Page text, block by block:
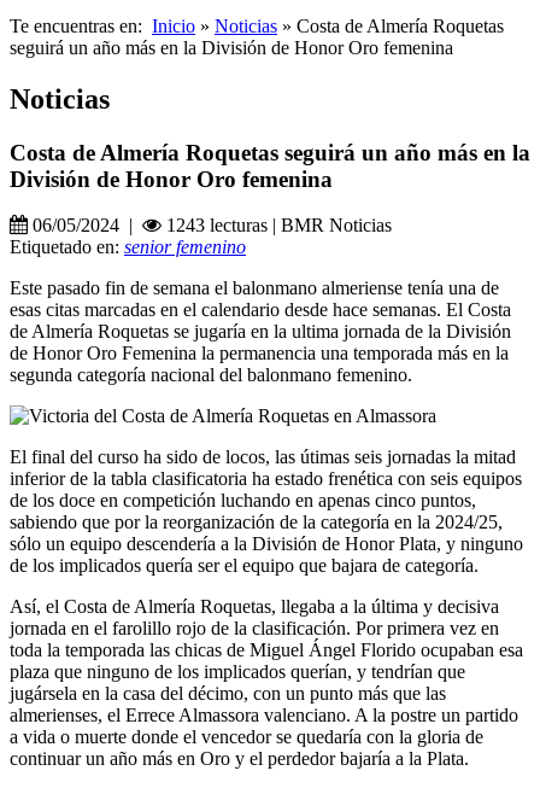
Te encuentras en: Inicio » Noticias » Costa de Almería Roquetas
seguirá un año más en la División de Honor Oro femenina
Noticias
Costa de Almería Roquetas seguirá un año más en la
División de Honor Oro femenina
06/05/2024 |
1243 lecturas | BMR Noticias
Etiquetado en: senior femenino
Este pasado fin de semana el balonmano almeriense tenía una de
esas citas marcadas en el calendario desde hace semanas. El Costa
de Almería Roquetas se jugaría en la ultima jornada de la División
de Honor Oro Femenina la permanencia una temporada más en la
segunda categoría nacional del balonmano femenino.
El final del curso ha sido de locos, las útimas seis jornadas la mitad
inferior de la tabla clasificatoria ha estado frenética con seis equipos
de los doce en competición luchando en apenas cinco puntos,
sabiendo que por la reorganización de la categoría en la 2024/25,
sólo un equipo descendería a la División de Honor Plata, y ninguno
de los implicados quería ser el equipo que bajara de categoría.
Así, el Costa de Almería Roquetas, llegaba a la última y decisiva
jornada en el farolillo rojo de la clasificación. Por primera vez en
toda la temporada las chicas de Miguel Ángel Florido ocupaban esa
plaza que ninguno de los implicados querían, y tendrían que
jugársela en la casa del décimo, con un punto más que las
almerienses, el Errece Almassora valenciano. A la postre un partido
a vida o muerte donde el vencedor se quedaría con la gloria de
continuar un año más en Oro y el perdedor bajaría a la Plata.